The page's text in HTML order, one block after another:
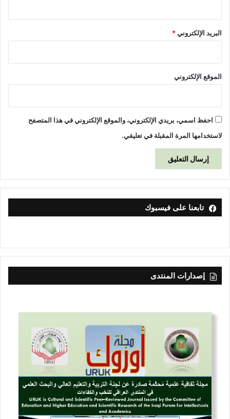
البريد الإلكتروني*
الموقع الإلكتروني
احفظ اسمي، بريدي الإلكتروني، والموقع الإلكتروني في هذا المتصفح
لاستخدامها المرة المقبلة في تعليقي.
تابعنا على فيسبوك
إصدارات المنتدى